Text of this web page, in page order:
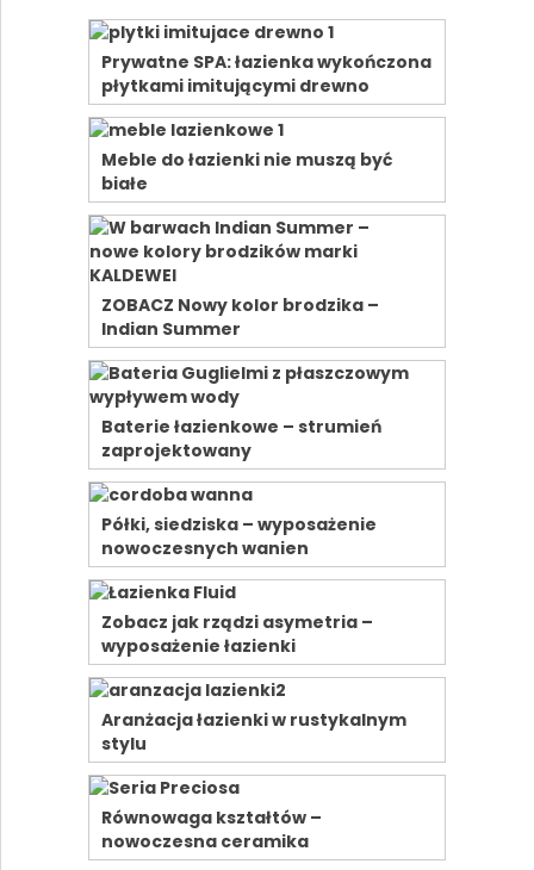
Prywatne SPA: łazienka wykończona
płytkami imitującymi drewno
Meble do łazienki nie muszą być
białe
ZOBACZ Nowy kolor brodzika –
Indian Summer
Baterie łazienkowe – strumień
zaprojektowany
Półki, siedziska – wyposażenie
nowoczesnych wanien
Zobacz jak rządzi asymetria –
wyposażenie łazienki
Aranżacja łazienki w rustykalnym
stylu
Równowaga kształtów –
nowoczesna ceramika